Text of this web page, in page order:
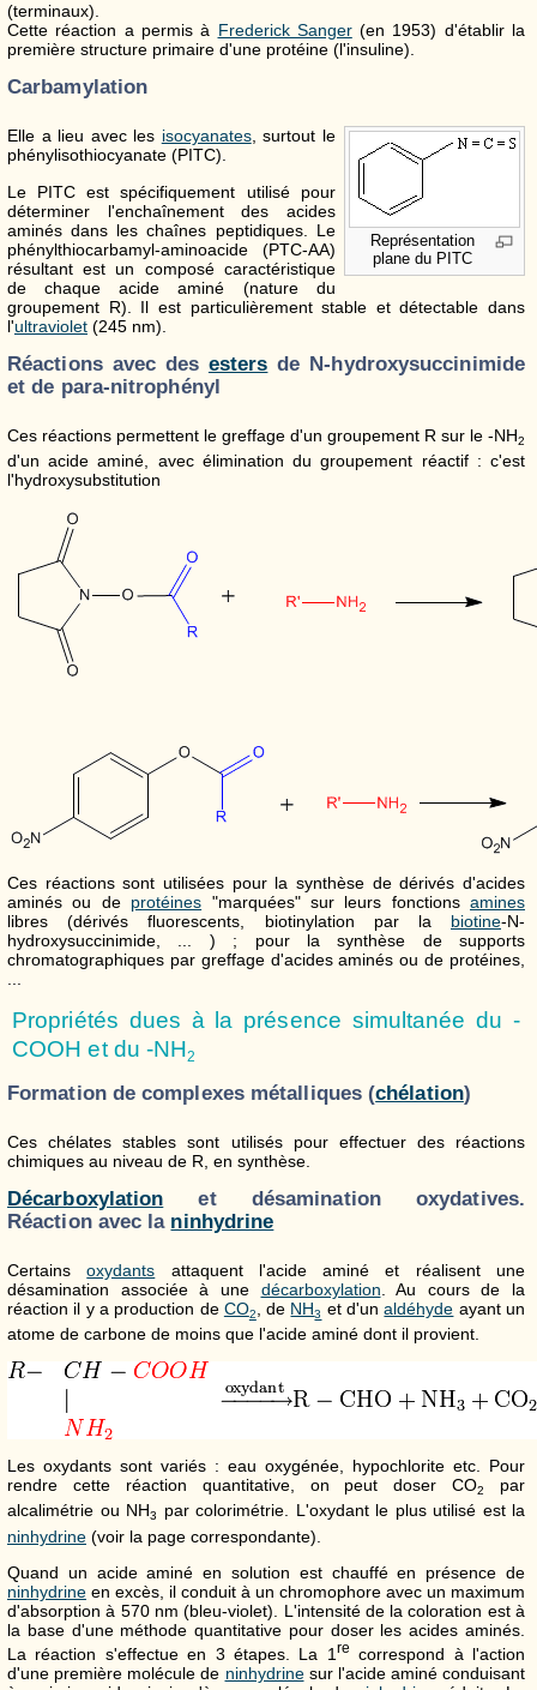
(terminaux).
Cette réaction a permis à Frederick Sanger(en 1953) d'établir la
première structure primaire d'une protéine (l'insuline).
Carbamylation
Représentation
plane du PITC
Elle a lieu avec les isocyanates, surtout le
phénylisothiocyanate (PITC).
Le PITC est spécifiquement utilisé pour
déterminer l'enchaînement des acides
aminés dans les chaînes peptidiques. Le
phénylthiocarbamyl-aminoacide (PTC-AA)
résultant est un composé caractéristique
de chaque acide aminé (nature du
groupement R). Il est particulièrement stable et détectable dans
l'ultraviolet (245 nm).
Réactions avec des esters de N-hydroxysuccinimide
et de para-nitrophényl
Ces réactions permettent le greffage d'un groupement R sur le -NH2
d'un acide aminé, avec élimination du groupement réactif : c'est
l'hydroxysubstitution
Ces réactions sont utilisées pour la synthèse de dérivés d'acides
aminés ou de protéines "marquées" sur leurs fonctions amines
libres (dérivés fluorescents, biotinylation par la biotine-N-
hydroxysuccinimide, ... ) ; pour la synthèse de supports
chromatographiques par greffage d'acides aminés ou de protéines,
...
Propriétés dues à la présence simultanée du -
COOH et du -NH2
Formation de complexes métalliques (chélation)
Ces chélates stables sont utilisés pour effectuer des réactions
chimiques au niveau de R, en synthèse.
Décarboxylation et désamination oxydatives.
Réaction avec la ninhydrine
Certainsoxydants attaquent l'acide aminé et réalisent une
désamination associée à une décarboxylation . Au cours de la
réaction il y a production de CO2 , de NH3 et d'unaldéhyde ayant un
atome de carbone de moins que l'acide aminé dont il provient.
Les oxydants sont variés : eau oxygénée, hypochlorite etc. Pour
rendre cette réaction quantitative, on peut doser CO2
par
alcalimétrie ou NH3
par colorimétrie. L'oxydant le plus utilisé est la
ninhydrine (voir la page correspondante).
Quand un acide aminé en solution est chauffé en présence de
ninhydrine en excès, il conduit à un chromophore avec un maximum
d'absorption à 570 nm (bleu-violet). L'intensité de la coloration est à
la base d'une méthode quantitative pour doser les acides aminés.
La réaction s'effectue en 3 étapes. La 1 re correspond à l'action
d'une première molécule de ninhydrinesur l'acide aminé conduisant